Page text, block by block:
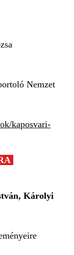
Nemzet
kaposvari-
Károlyi